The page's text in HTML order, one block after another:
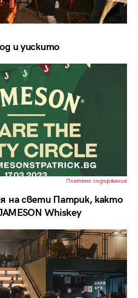
и уискито
Платено съдържание
на свети Патрик, както
Whiskey